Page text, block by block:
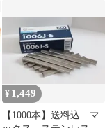
¥ 1,449
【1000本】送料込 マ